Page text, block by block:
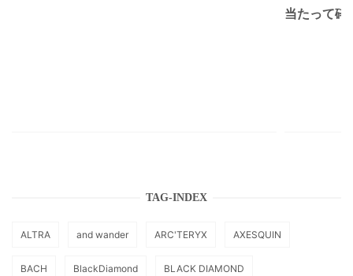
当たって砕
TAG-INDEX
ALTRA and wander ARC'TERYX AXESQUIN
BACH BlackDiamond BLACK DIAMOND